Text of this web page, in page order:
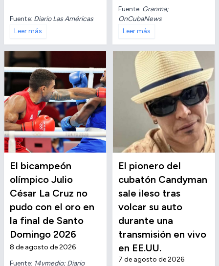
Fuente: Diario Las Américas
Leer más
Fuente: Granma;
OnCubaNews
Leer más
El bicampeón
olímpico Julio
César La Cruz no
pudo con el oro en
la final de Santo
Domingo 2026
8 de agosto de 2026
Fuente: 14ymedio; Diario
El pionero del
cubatón Candyman
sale ileso tras
volcar su auto
durante una
transmisión en vivo
en EE.UU.
7 de agosto de 2026